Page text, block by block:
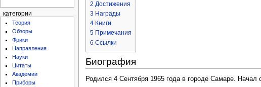
категории
Теория
Обзоры
Фрики
Направления
Науки
Цитаты
Академии
Приборы
2 Достижения
3 Награды
4 Книги
5 Примечания
6 Ссылки
Биография
Родился 4 Сентября 1965 года в городе Самаре.